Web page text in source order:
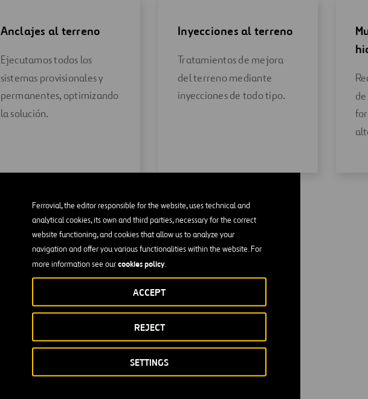
Ferrovial, the editor responsible for the website, uses technical and
analytical cookies, its own and third parties, necessary for the correct
website functioning, and cookies that allow us to analyze your
navigation and offer you various functionalities within the website. For
more information see ourcookies policy.
SETTINGS
REJECT
ACCEPT
Anclajes al terreno
Ejecutamos todos los
sistemas provisionales y
permanentes, optimizando
la solución.
Inyecciones al terreno
Tratamientos de mejora
del terreno mediante
inyecciones de todo tipo.